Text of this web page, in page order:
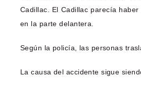
Cadillac. El Cadillac parecía
en la parte delantera.
Según la policía, las personas
La causa del accidente sigue